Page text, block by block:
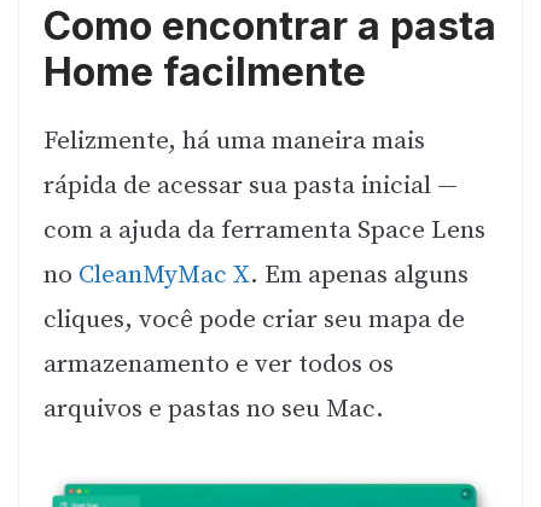
Como encontrar a pasta
Home facilmente
Felizmente, há uma maneira mais
rápida de acessar sua pasta inicial —
com a ajuda da ferramenta Space Lens
no CleanMyMac X. Em apenas alguns
cliques, você pode criar seu mapa de
armazenamento e ver todos os
arquivos e pastas no seu Mac.